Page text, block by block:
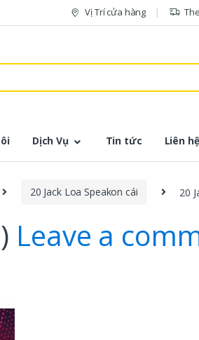
Vị Trí cửa hàng
Dịch Vụ Tin tức Liên hệ
20 Jack Loa Speakon cái 20
Leave a